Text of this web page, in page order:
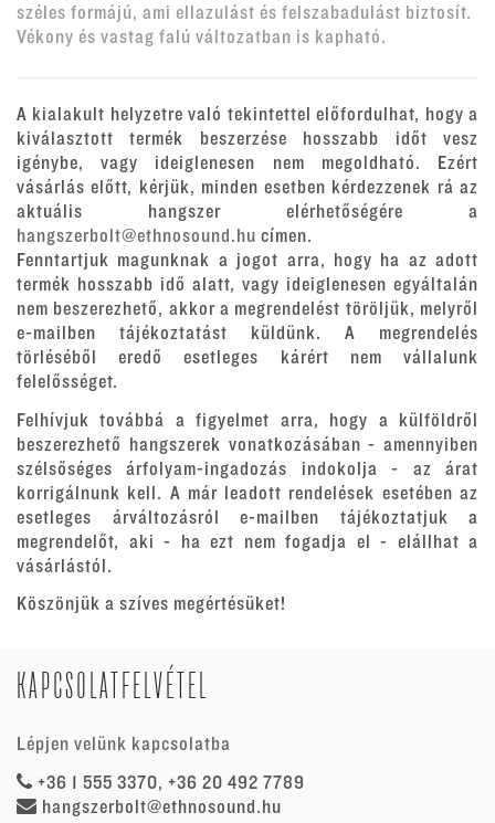
széles formájú, ami ellazulást és felszabadulást biztosít.
Vékony és vastag falú változatban is kapható.
A kialakult helyzetre való tekintettel előfordulhat, hogy a
kiválasztott termék beszerzése hosszabb időt vesz
igénybe, vagy ideiglenesen nem megoldható. Ezért
vásárlás előtt, kérjük, minden esetben kérdezzenek rá az
aktuális hangszer elérhetőségére a
hangszerbolt@ethnosound.hu címen.
Fenntartjuk magunknak a jogot arra, hogy ha az adott
termék hosszabb idő alatt, vagy ideiglenesen egyáltalán
nem beszerezhető, akkor a megrendelést töröljük, melyről
e-mailben tájékoztatást küldünk. A megrendelés
törléséből eredő esetleges kárért nem vállalunk
felelősséget.
Felhívjuk továbbá a figyelmet arra, hogy a külföldről
beszerezhető hangszerek vonatkozásában - amennyiben
szélsőséges árfolyam-ingadozás indokolja - az árat
korrigálnunk kell. A már leadott rendelések esetében az
esetleges árváltozásról e-mailben tájékoztatjuk a
megrendelőt, aki - ha ezt nem fogadja el - elállhat a
vásárlástól.
Köszönjük a szíves megértésüket!
KAPCSOLATFELVÉTEL
Lépjen velünk kapcsolatba
+36 1 555 3370, +36 20 492 7789
hangszerbolt@ethnosound.hu